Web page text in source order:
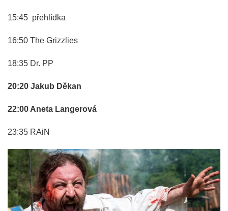
15:45 přehlídka
16:50 The Grizzlies
18:35 Dr. PP
20:20 Jakub Děkan
22:00 Aneta Langerová
23:35 RAiN